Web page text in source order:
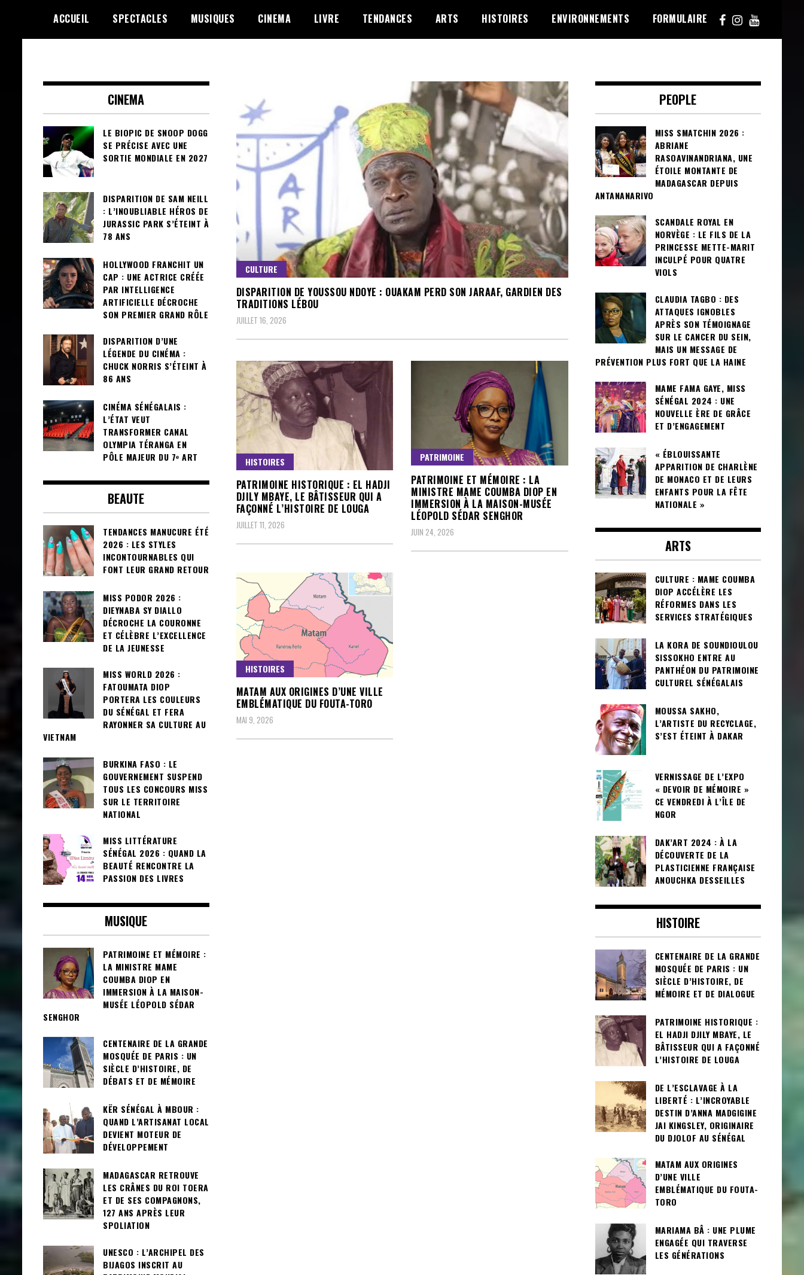
content
ACCUEIL SPECTACLES MUSIQUES CINEMA LIVRE TENDANCES ARTS HISTOIRES ENVIRONNEMENTS FORMULAIRE
sunuculture
CULTURE
DISPARITION DE YOUSSOU NDOYE : OUAKAM PERD SON JARAAF, GARDIEN DES
TRADITIONS LÉBOU
JUILLET 16, 2026
HISTOIRES
PATRIMOINE HISTORIQUE : EL HADJI
DJILY MBAYE, LE BÂTISSEUR QUI A
FAÇONNÉ L’HISTOIRE DE LOUGA
JUILLET 11, 2026
PATRIMOINE
PATRIMOINE ET MÉMOIRE : LA
MINISTRE MAME COUMBA DIOP EN
IMMERSION À LA MAISON-MUSÉE
LÉOPOLD SÉDAR SENGHOR
JUIN 24, 2026
HISTOIRES
MATAM AUX ORIGINES D’UNE VILLE
EMBLÉMATIQUE DU FOUTA-TORO
MAI 9, 2026
CINEMA
LE BIOPIC DE SNOOP DOGG
SE PRÉCISE AVEC UNE
SORTIE MONDIALE EN 2027
DISPARITION DE SAM NEILL
: L’INOUBLIABLE HÉROS DE
JURASSIC PARK S’ÉTEINT À
78 ANS
HOLLYWOOD FRANCHIT UN
CAP : UNE ACTRICE CRÉÉE
PAR INTELLIGENCE
ARTIFICIELLE DÉCROCHE
SON PREMIER GRAND RÔLE
DISPARITION D’UNE
LÉGENDE DU CINÉMA :
CHUCK NORRIS S’ÉTEINT À
86 ANS
CINÉMA SÉNÉGALAIS :
L’ÉTAT VEUT
TRANSFORMER CANAL
OLYMPIA TÉRANGA EN
PÔLE MAJEUR DU 7ᵉ ART
BEAUTE
TENDANCES MANUCURE ÉTÉ
2026 : LES STYLES
INCONTOURNABLES QUI
FONT LEUR GRAND RETOUR
MISS PODOR 2026 :
DIEYNABA SY DIALLO
DÉCROCHE LA COURONNE
ET CÉLÈBRE L’EXCELLENCE
DE LA JEUNESSE
MISS WORLD 2026 :
FATOUMATA DIOP
PORTERA LES COULEURS
DU SÉNÉGAL ET FERA
RAYONNER SA CULTURE AU
VIETNAM
BURKINA FASO : LE
GOUVERNEMENT SUSPEND
TOUS LES CONCOURS MISS
SUR LE TERRITOIRE
NATIONAL
MISS LITTÉRATURE
SÉNÉGAL 2026 : QUAND LA
BEAUTÉ RENCONTRE LA
PASSION DES LIVRES
MUSIQUE
PATRIMOINE ET MÉMOIRE :
LA MINISTRE MAME
COUMBA DIOP EN
IMMERSION À LA MAISON-
MUSÉE LÉOPOLD SÉDAR
SENGHOR
CENTENAIRE DE LA GRANDE
MOSQUÉE DE PARIS : UN
SIÈCLE D’HISTOIRE, DE
DÉBATS ET DE MÉMOIRE
KËR SÉNÉGAL À MBOUR :
QUAND L’ARTISANAT LOCAL
DEVIENT MOTEUR DE
DÉVELOPPEMENT
MADAGASCAR RETROUVE
LES CRÂNES DU ROI TOERA
ET DE SES COMPAGNONS,
127 ANS APRÈS LEUR
SPOLIATION
UNESCO : L’ARCHIPEL DES
BIJAGOS INSCRIT AU
PEOPLE
MISS SMATCHIN 2026 :
ABRIANE
RASOAVINANDRIANA, UNE
ÉTOILE MONTANTE DE
MADAGASCAR DEPUIS
ANTANANARIVO
SCANDALE ROYAL EN
NORVÈGE : LE FILS DE LA
PRINCESSE METTE-MARIT
INCULPÉ POUR QUATRE
VIOLS
CLAUDIA TAGBO : DES
ATTAQUES IGNOBLES
APRÈS SON TÉMOIGNAGE
SUR LE CANCER DU SEIN,
MAIS UN MESSAGE DE
PRÉVENTION PLUS FORT QUE LA HAINE
MAME FAMA GAYE, MISS
SÉNÉGAL 2024 : UNE
NOUVELLE ÈRE DE GRÂCE
ET D’ENGAGEMENT
« ÉBLOUISSANTE
APPARITION DE CHARLÈNE
DE MONACO ET DE LEURS
ENFANTS POUR LA FÊTE
NATIONALE »
ARTS
CULTURE : MAME COUMBA
DIOP ACCÉLÈRE LES
RÉFORMES DANS LES
SERVICES STRATÉGIQUES
LA KORA DE SOUNDIOULOU
SISSOKHO ENTRE AU
PANTHÉON DU PATRIMOINE
CULTUREL SÉNÉGALAIS
MOUSSA SAKHO,
L’ARTISTE DU RECYCLAGE,
S’EST ÉTEINT À DAKAR
VERNISSAGE DE L’EXPO
« DEVOIR DE MÉMOIRE »
CE VENDREDI À L’ÎLE DE
NGOR
DAK’ART 2024 : À LA
DÉCOUVERTE DE LA
PLASTICIENNE FRANÇAISE
ANOUCHKA DESSEILLES
HISTOIRE
CENTENAIRE DE LA GRANDE
MOSQUÉE DE PARIS : UN
SIÈCLE D’HISTOIRE, DE
MÉMOIRE ET DE DIALOGUE
PATRIMOINE HISTORIQUE :
EL HADJI DJILY MBAYE, LE
BÂTISSEUR QUI A FAÇONNÉ
L’HISTOIRE DE LOUGA
DE L’ESCLAVAGE À LA
LIBERTÉ : L’INCROYABLE
DESTIN D’ANNA MADGIGINE
JAI KINGSLEY, ORIGINAIRE
DU DJOLOF AU SÉNÉGAL
MATAM AUX ORIGINES
D’UNE VILLE
EMBLÉMATIQUE DU FOUTA-
TORO
MARIAMA BÂ : UNE PLUME
ENGAGÉE QUI TRAVERSE
LES GÉNÉRATIONS